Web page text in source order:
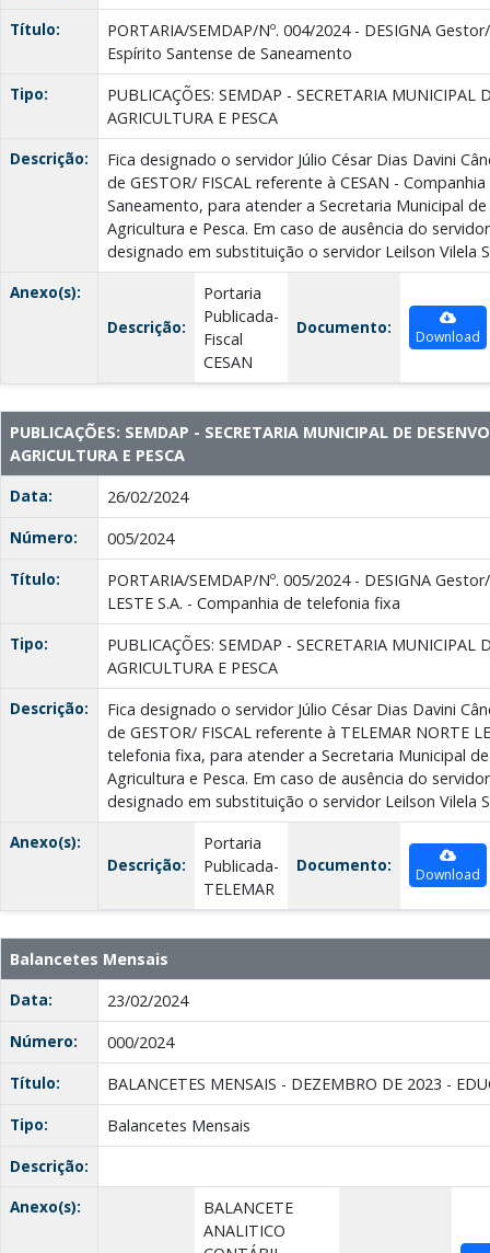
Título:
PORTARIA/SEMDAP/Nº. 004/2024 - DESIGNA
Espírito Santense de Saneamento
Tipo:
PUBLICAÇÕES: SEMDAP - SECRETARIA MUNICIPAL
AGRICULTURA E PESCA
Descrição:
Fica designado o servidor Júlio César Dias Davini
de GESTOR/ FISCAL referente à CESAN -
Saneamento, para atender a Secretaria Municipal
Agricultura e Pesca. Em caso de ausência do
designado em substituição o servidor Leilson Vilela
Anexo(s):
Descrição:
Portaria
Publicada-
Fiscal
CESAN
Documento: Download
PUBLICAÇÕES: SEMDAP - SECRETARIA MUNICIPAL DE
AGRICULTURA E PESCA
Data:
26/02/2024
Número:
005/2024
Título:
PORTARIA/SEMDAP/Nº. 005/2024 - DESIGNA
LESTE S.A. - Companhia de telefonia fixa
Tipo:
PUBLICAÇÕES: SEMDAP - SECRETARIA MUNICIPAL
AGRICULTURA E PESCA
Descrição:
Fica designado o servidor Júlio César Dias Davini
de GESTOR/ FISCAL referente à TELEMAR NORTE
telefonia fixa, para atender a Secretaria Municipal
Agricultura e Pesca. Em caso de ausência do
designado em substituição o servidor Leilson Vilela
Anexo(s):
Descrição:
Portaria
Publicada-
TELEMAR
Documento: Download
Balancetes Mensais
Data:
23/02/2024
Número:
000/2024
Título:
BALANCETES MENSAIS - DEZEMBRO DE 2023 -
Tipo:
Balancetes Mensais
Descrição:
Anexo(s):
BALANCETE
ANALITICO